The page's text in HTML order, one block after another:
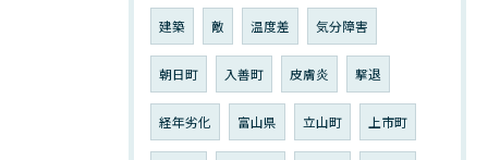
建築 敵 温度差 気分障害
朝日町 入善町 皮膚炎 撃退
経年劣化 富山県 立山町 上市町